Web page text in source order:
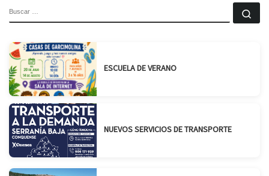
ESCUELA DE VERANO
NUEVOS SERVICIOS DE TRANSPORTE